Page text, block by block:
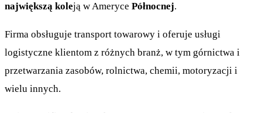
największą koleją w Ameryce Północnej.
Firma obsługuje transport towarowy i oferuje usługi
logistyczne klientom z różnych branż, w tym górnictwa i
przetwarzania zasobów, rolnictwa, chemii, motoryzacji i
wielu innych.